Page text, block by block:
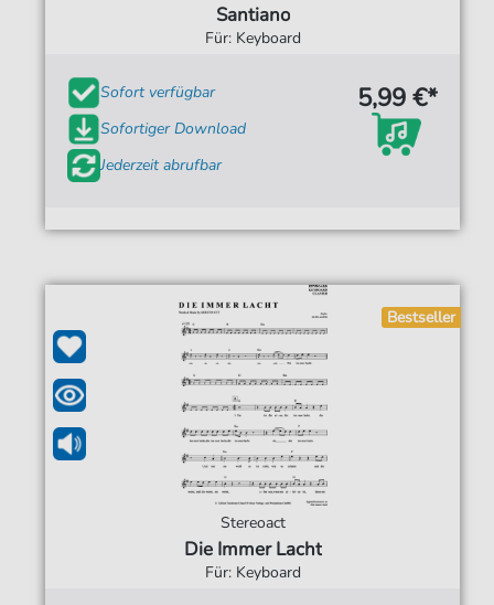
Santiano
Für: Keyboard
Sofort verfügbar
Sofortiger Download
Jederzeit abrufbar
5,99 €*
Bestseller
Stereoact
Die Immer Lacht
Für: Keyboard